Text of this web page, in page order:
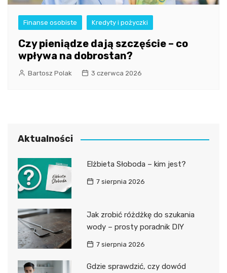
Finanse osobiste Kredyty i pożyczki
Czy pieniądze dają szczęście – co
wpływa na dobrostan?
Bartosz Polak 3 czerwca 2026
Aktualności
Elżbieta Słoboda – kim jest?
7 sierpnia 2026
Jak zrobić różdżkę do szukania
wody – prosty poradnik DIY
7 sierpnia 2026
Gdzie sprawdzić, czy dowód